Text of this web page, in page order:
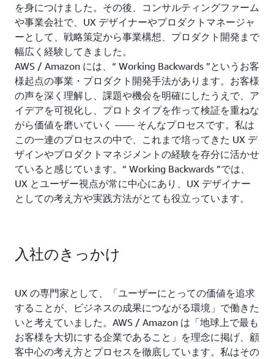
を身につけました。その後、コンサルティングファーム
や事業会社で、UX デザイナーやプロダクトマネージャ
ーとして、戦略策定から事業構想、プロダクト開発まで
幅広く経験してきました。
AWS / Amazon には、“ Working Backwards ”というお客
様起点の事業・プロダクト開発手法があります。お客様
の声を深く理解し、課題や機会を明確にしたうえで、ア
イデアを可視化し、プロトタイプを作って検証を重ねな
がら価値を磨いていく ―― そんなプロセスです。私は
この一連のプロセスの中で、これまで培ってきた UX デ
ザインやプロダクトマネジメントの経験を存分に活かせ
ていると感じています。“ Working Backwards ”では、
UX とユーザー視点が常に中心にあり、UX デザイナー
としての考え方や実践方法がとても役立っています。
入社のきっかけ
UX の専門家として、「ユーザーにとっての価値を追求
することが、ビジネスの成果につながる環境」で働きた
いと考えていました。AWS / Amazon は「地球上で最も
お客様を大切にする企業であること」を理念に掲げ、顧
客中心の考え方とプロセスを徹底しています。私はその